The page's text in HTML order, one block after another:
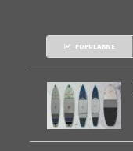
POPULARNE